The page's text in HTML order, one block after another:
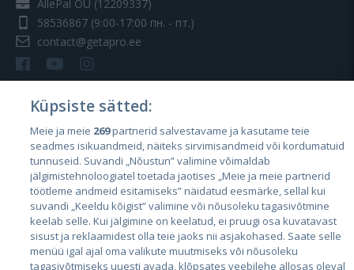
AllePal OÜ (12209337)
58536867 (9:00-17:00 пн. - пт.)
contact@getapro.ee
Страны
Эстония
Латвия
Литва
Küpsiste sätted:
Meie ja meie 269partnerid salvestavame ja kasutame teie
seadmes isikuandmeid, näiteks sirvimisandmeid või kordumatuid
tunnuseid. Suvandi „Nõustun” valimine võimaldab
jälgimistehnoloogiatel toetada jaotises „Meie ja meie partnerid
töötleme andmeid esitamiseks” näidatud eesmärke, sellal kui
suvandi „Keeldu kõigist” valimine või nõusoleku tagasivõtmine
keelab selle. Kui jälgimine on keelatud, ei pruugi osa kuvatavast
sisust ja reklaamidest olla teie jaoks nii asjakohased. Saate selle
menüü igal ajal oma valikute muutmiseks või nõusoleku
tagasivõtmiseks uuesti avada, klõpsates veebilehe allosas oleval